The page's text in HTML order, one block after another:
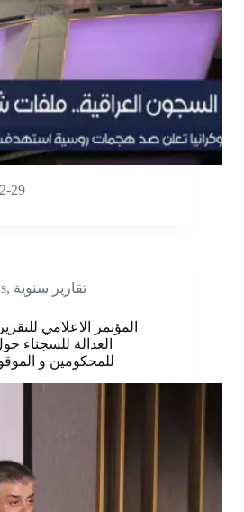
29
, تقارير سنوية
المؤتمر الاعلامي
العدالة للسجناء
للمحكومين و